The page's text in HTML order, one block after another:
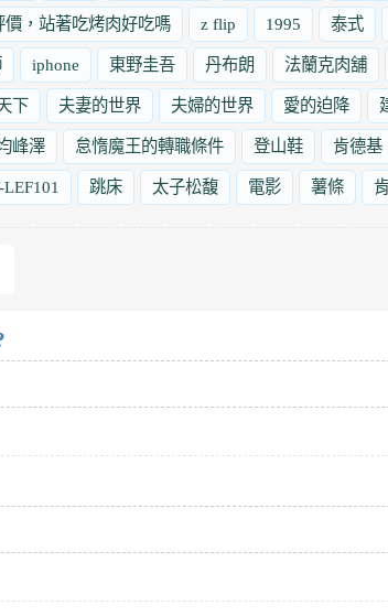
價，站著吃烤肉好吃嗎 z flip 1995 泰式
iphone 東野圭吾 丹布朗 法蘭克肉舖
下 夫妻的世界 夫婦的世界 愛的迫降
峰澤 怠惰魔王的轉職條件 登山鞋 肯德基
LEF101 跳床 太子松馥 電影 薯條